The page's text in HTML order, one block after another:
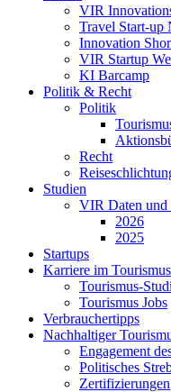
VIR
Travel Start-up
Innovation
VIR Startup
KI Barcamp
Politik & Recht
Politik
Recht
Studien
VIR Daten und
2026
2025
Startups
Karriere im Tourismus
Tourismus-
Tourismus Jobs
Verbrauchertipps
Nachhaltiger
Engagement
Politisches
Zertifizierungen